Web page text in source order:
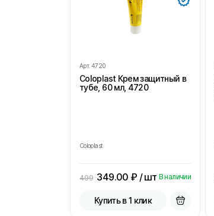
Арт. 4720
Coloplast Крем защитный в
тубе, 60 мл, 4720
Coloplast
499 349.00 ₽ / шт В наличии
Купить в 1 клик